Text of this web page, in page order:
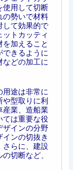
使用して切断
の勢いで材料
して効果的で
トカッティ
加えること
できるように
などの加工に
用途は非常に
型取りに利
産業、造船業
ては重要な役
ザインの分野
ンの切抜き
さらに、建設
切断など、